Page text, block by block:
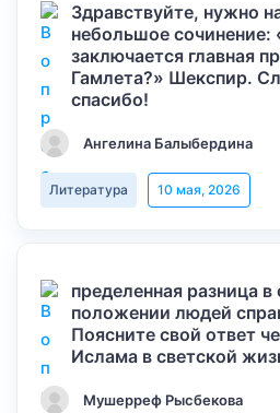
Здравствуйте, нужно
небольшое сочинение:
заключается главная
Гамлета?» Шекспир.
спасибо!
Ангелина Балыбердина
Литература 10 мая, 2026
пределенная разница
положении людей
Поясните свой ответ
Ислама в светской
Мушерреф Рысбекова